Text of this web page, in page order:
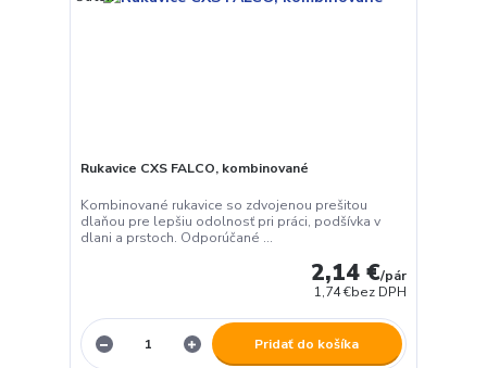
Rukavice CXS FALCO, kombinované
Kombinované rukavice so zdvojenou prešitou
dlaňou pre lepšiu odolnosť pri práci, podšívka v
dlani a prstoch. Odporúčané ...
2,14 €/pár
1,74 €bez DPH
Pridať do košíka